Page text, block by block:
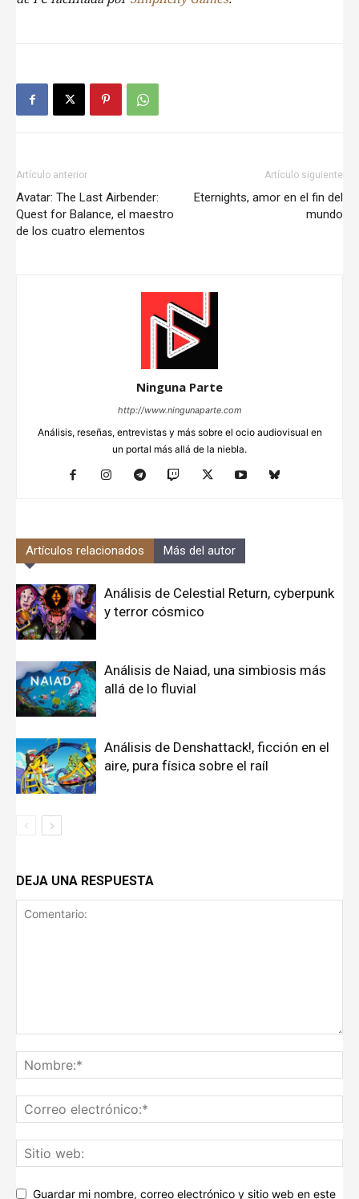
Artículo anterior
Avatar: The Last Airbender:
Quest for Balance, el maestro
de los cuatro elementos
Artículo siguiente
Eternights, amor en el fin del
mundo
Ninguna Parte
http://www.ningunaparte.com
Análisis, reseñas, entrevistas y más sobre el ocio audiovisual en
un portal más allá de la niebla.
Artículos relacionados Más del autor
Análisis de Celestial Return, cyberpunk
y terror cósmico
Análisis de Naiad, una simbiosis más
allá de lo fluvial
Análisis de Denshattack!, ficción en el
aire, pura física sobre el raíl
DEJA UNA RESPUESTA
Guardar mi nombre, correo electrónico y sitio web en este